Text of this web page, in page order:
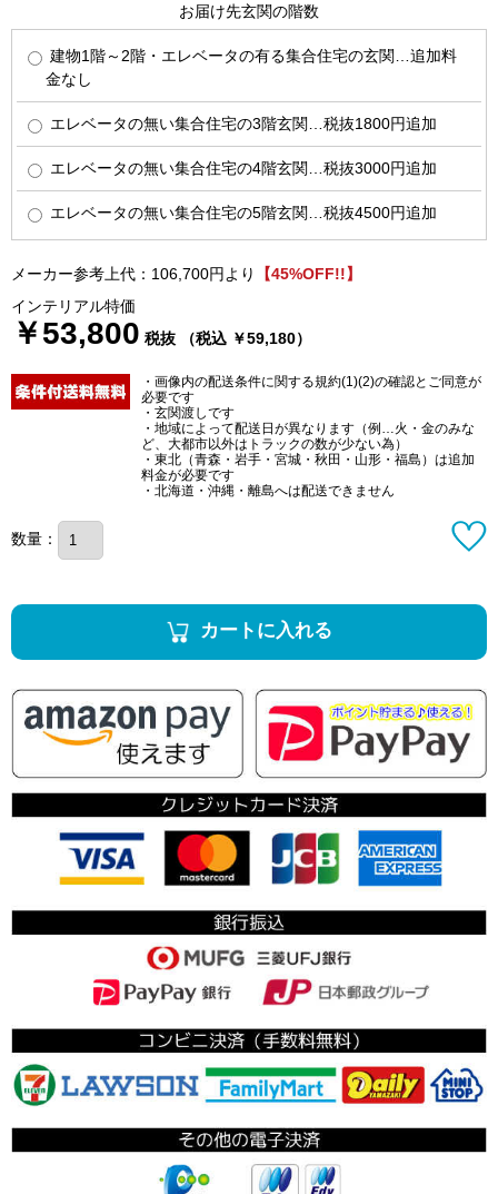
お届け先玄関の階数
建物1階～2階・エレベータの有る集合住宅の玄関…追加料
金なし
エレベータの無い集合住宅の3階玄関…税抜1800円追加
エレベータの無い集合住宅の4階玄関…税抜3000円追加
エレベータの無い集合住宅の5階玄関…税抜4500円追加
メーカー参考上代：106,700円より
【45%OFF!!】
インテリアル特価
￥53,800 税抜 （税込 ￥59,180）
・画像内の配送条件に関する規約(1)(2)の確認とご同意が
必要です
・玄関渡しです
・地域によって配送日が異なります（例…火・金のみな
ど、大都市以外はトラックの数が少ない為）
・東北（青森・岩手・宮城・秋田・山形・福島）は追加
料金が必要です
・北海道・沖縄・離島へは配送できません
数量：
カートに入れる